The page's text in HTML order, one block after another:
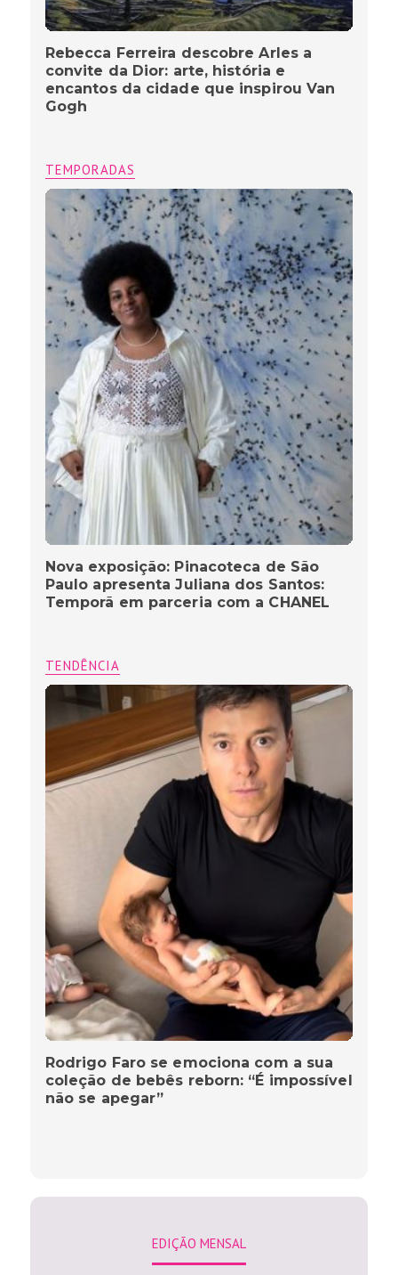
Rebecca Ferreira descobre Arles a
convite da Dior: arte, história e
encantos da cidade que inspirou Van
Gogh
TEMPORADAS
Nova exposição: Pinacoteca de São
Paulo apresenta Juliana dos Santos:
Temporã em parceria com a CHANEL
TENDÊNCIA
Rodrigo Faro se emociona com a sua
coleção de bebês reborn: “É impossível
não se apegar”
EDIÇÃO MENSAL